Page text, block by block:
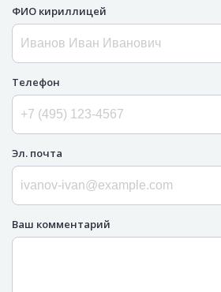
ФИО кириллицей
Телефон
Эл. почта
Ваш комментарий